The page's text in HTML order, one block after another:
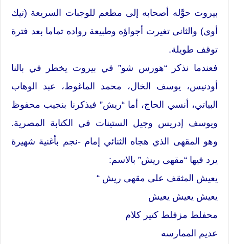
بيروت حوَّله أصحابه إلى مطعم للوجبات السريعة (تيك
أوي) والثاني تغيرت أجواؤه وطبيعة رواده تماما بعد فترة
توقف طويلة.
فعندما نذكر “هورس شو” في بيروت يخطر في بالنا
أودنيس، يوسف الخال، محمد الماغوط، عبد الوهاب
البياتي، أنسي الحاج، أما “ريش” فيذكرنا بنجيب محفوظ
ويوسف إدريس وجيل الستينات في الكتابة المصرية.
وهو المقهى الذي هجاه الثنائي إمام -نجم بأغنية شهيرة
يرد فيها “مقهى ريش” بالاسم:
يعيش المثقف على مقهى ريش “
يعيش يعيش يعيش
محفلط مزفلط كتير كلام
عديم الممارسه